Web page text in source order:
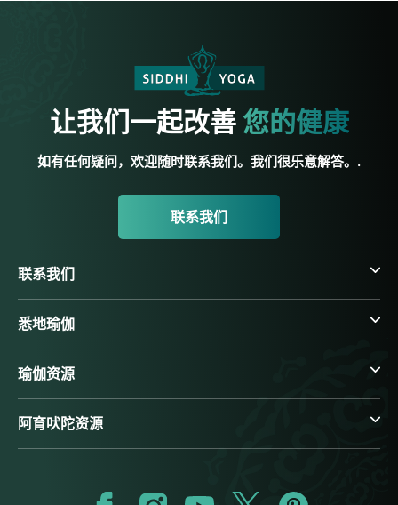
让我们一起改善 您的健康
如有任何疑问，欢迎随时联系我们。我们很乐意解答。.
联系我们
联系我们
悉地瑜伽
瑜伽资源
阿育吠陀资源